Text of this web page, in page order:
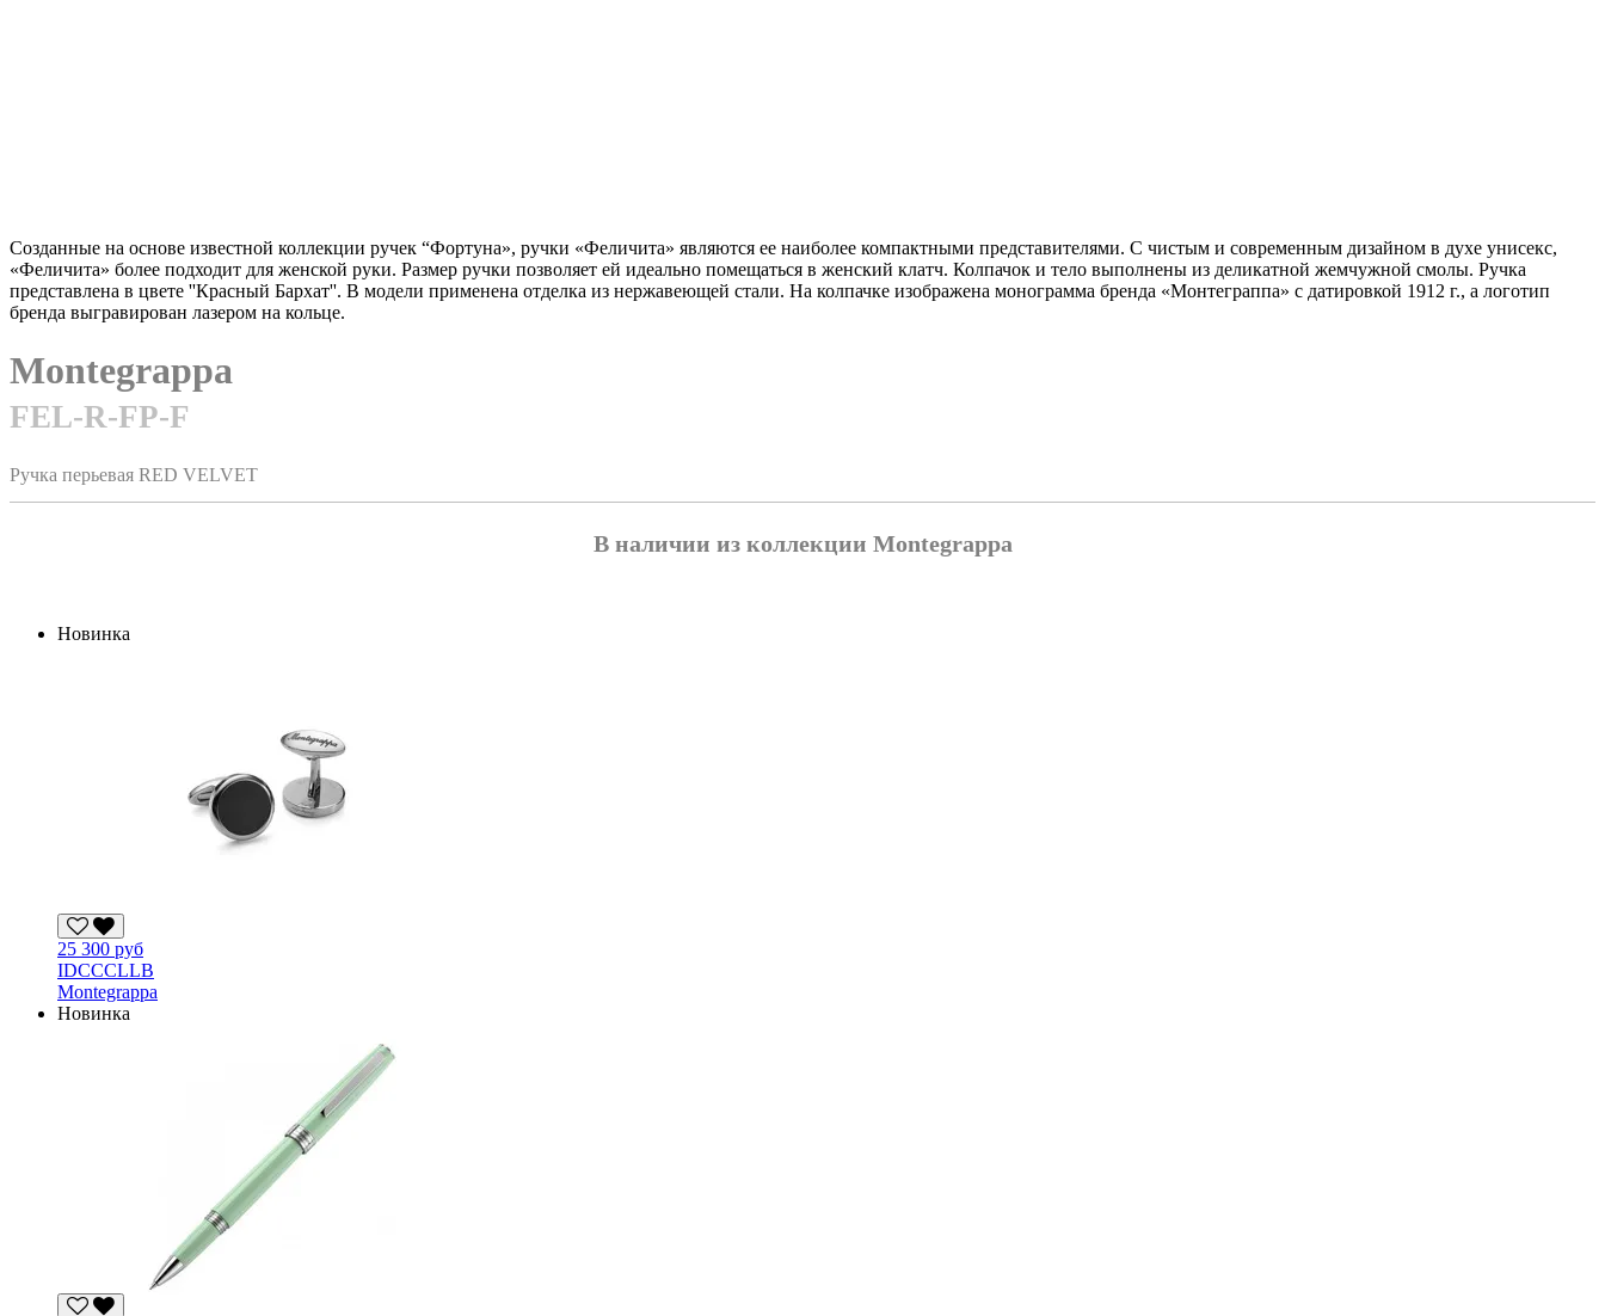
Созданные на основе известной коллекции ручек “Фортуна», ручки «Феличита» являются ее наиболее компактными представителями. С чистым и современным дизайном в духе унисекс,
«Феличита» более подходит для женской руки. Размер ручки позволяет ей идеально помещаться в женский клатч. Колпачок и тело выполнены из деликатной жемчужной смолы. Ручка
представлена в цвете ''Красный Бархат''. В модели применена отделка из нержавеющей стали. На колпачке изображена монограмма бренда «Монтеграппа» с датировкой 1912 г., а логотип
бренда выгравирован лазером на кольце.
Montegrappa
FEL-R-FP-F
Ручка перьевая RED VELVET
В наличии из коллекции Montegrappa
Новинка
25 300 руб
IDCCCLLB
Montegrappa
Новинка